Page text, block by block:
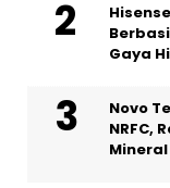
Gaya
Novo
NRFC,